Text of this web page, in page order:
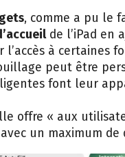
, comme a pu le
de l’iPad en
à certaines
peut être
font leur
offre « aux
un maximum de